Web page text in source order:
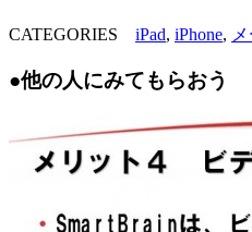
CATEGORIES iPad, iPhone,
●他の人にみてもらおう